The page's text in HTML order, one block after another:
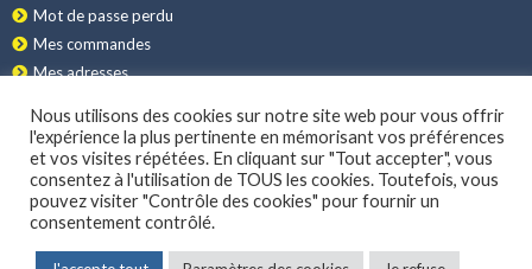
Mot de passe perdu
Mes commandes
Mes adresses
Les applications
Nos conditions de vente
La livraison
MENTIONS LÉGALES POLITIQUE DE CONFIDENTIALITÉ
Nous utilisons des cookies sur notre site web pour vous offrir
l'expérience la plus pertinente en mémorisant vos préférences
et vos visites répétées. En cliquant sur "Tout accepter", vous
consentez à l'utilisation de TOUS les cookies. Toutefois, vous
pouvez visiter "Contrôle des cookies" pour fournir un
consentement contrôlé.